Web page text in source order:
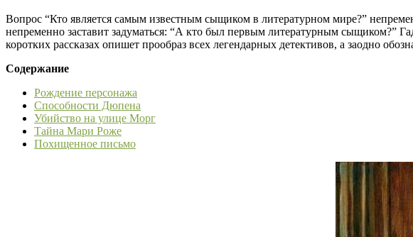
Вопрос “Кто является самым известным сыщиком в литературном мире?”
непременно заставит задуматься: “А кто был первым литературным сыщиком?”
коротких рассказах опишет прообраз всех легендарных детективов, а заодно
Содержание
Рождение персонажа
Способности Дюпена
Убийство на улице Морг
Тайна Мари Роже
Похищенное письмо